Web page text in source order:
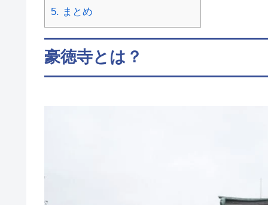
5. まとめ
豪徳寺とは？